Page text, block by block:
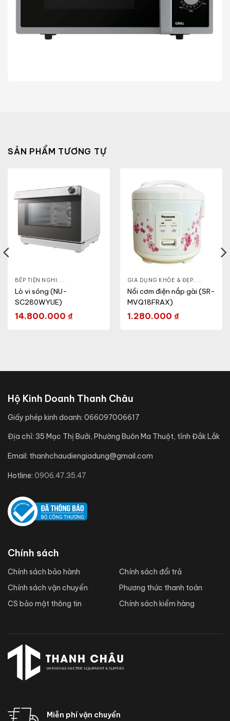
SẢN PHẨM TƯƠNG TỰ
BẾP TIỆN NGHI, GIA DỤNG KHỎE & ĐẸP ,LÒ VI SÓNG
Lò vi sóng (NU-
SC280WYUE)
14.800.000 ₫
GIA DỤNG KHỎE & ĐẸP, NỒI - ẤM -
Nồi cơm điện nắp gài (SR-
MVQ18FRAX)
1.280.000 ₫
CA - BÌNH ,NỒI CƠM ĐIỆN
Hộ Kinh Doanh Thanh Châu
Giấy phép kinh doanh: 066097006617
Địa chỉ: 35 Mạc Thị Bưởi, Phường Buôn Ma Thuột, tỉnh Đắk Lắk
Email: thanhchaudiengiadung@gmail.com
Hotline: 0906.47.35.47
Chính sách
Chính sách bảo hành
Chính sách vận chuyển
CS bảo mật thông tin
Chính sách đổi trả
Phương thức thanh toán
Chính sách kiểm hàng
Miễn phí vận chuyển